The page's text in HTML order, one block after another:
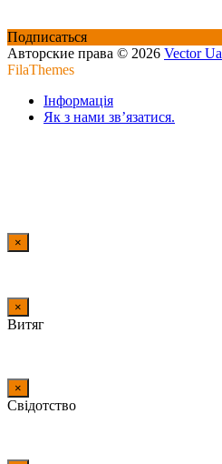
Подписаться
Авторские права © 2026 Vector Ua
FilaThemes
Інформація
Як з нами зв’язатися.
×
×
Витяг
×
Свідотство